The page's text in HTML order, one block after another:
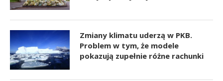
Zmiany klimatu uderzą w PKB.
Problem w tym, że modele
pokazują zupełnie różne rachunki